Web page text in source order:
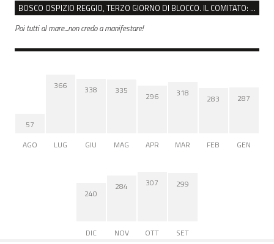
BOSCO OSPIZIO REGGIO, TERZO GIORNO DI BLOCCO. IL COMITATO: “PRESIDIO FINO A VENERDÌ”
Poi tutti al mare...non credo a manifestare!
57
AGO
366
LUG
338
GIU
335
MAG
296
APR
318
MAR
283
FEB
287
GEN
240
DIC
284
NOV
307
OTT
299
SET